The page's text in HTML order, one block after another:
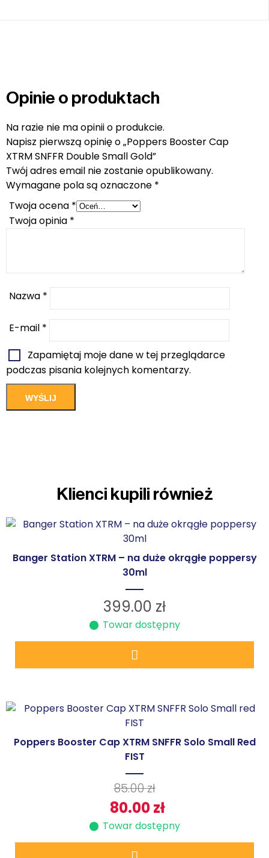
Opinie o produktach
Na razie nie ma opinii o produkcie.
Napisz pierwszą opinię o „Poppers Booster Cap
XTRM SNFFR Double Small Gold”
Twój adres email nie zostanie opublikowany.
Wymagane pola są oznaczone *
Twoja ocena *
Twoja opinia *
Nazwa *
E-mail *
Zapamiętaj moje dane w tej przeglądarce
podczas pisania kolejnych komentarzy.
Klienci kupili również
Banger Station XTRM – na duże okrągłe poppersy
30ml
399.00 zł
Towar dostępny
Poppers Booster Cap XTRM SNFFR Solo Small Red
FIST
85.00zł
80.00zł
Towar dostępny